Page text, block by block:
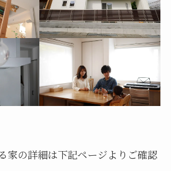
家の詳細は下記ページよりご確認